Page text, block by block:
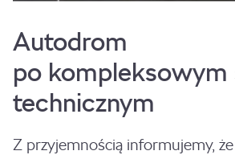
Autodrom
po kompleksowym
technicznym
Z przyjemnością informujemy,